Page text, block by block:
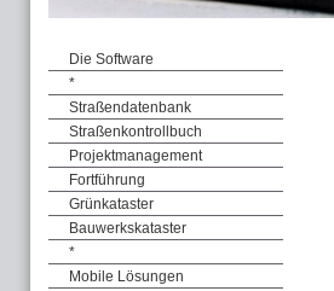
Die Software
*
Straßendatenbank
Straßenkontrollbuch
Projektmanagement
Fortführung
Grünkataster
Bauwerkskataster
*
Mobile Lösungen